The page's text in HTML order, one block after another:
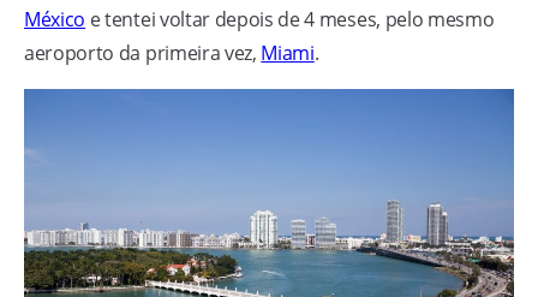
México e tentei voltar depois de 4 meses, pelo mesmo
aeroporto da primeira vez, Miami.